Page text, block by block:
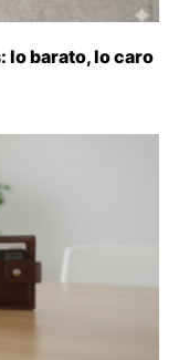
lo barato, lo caro